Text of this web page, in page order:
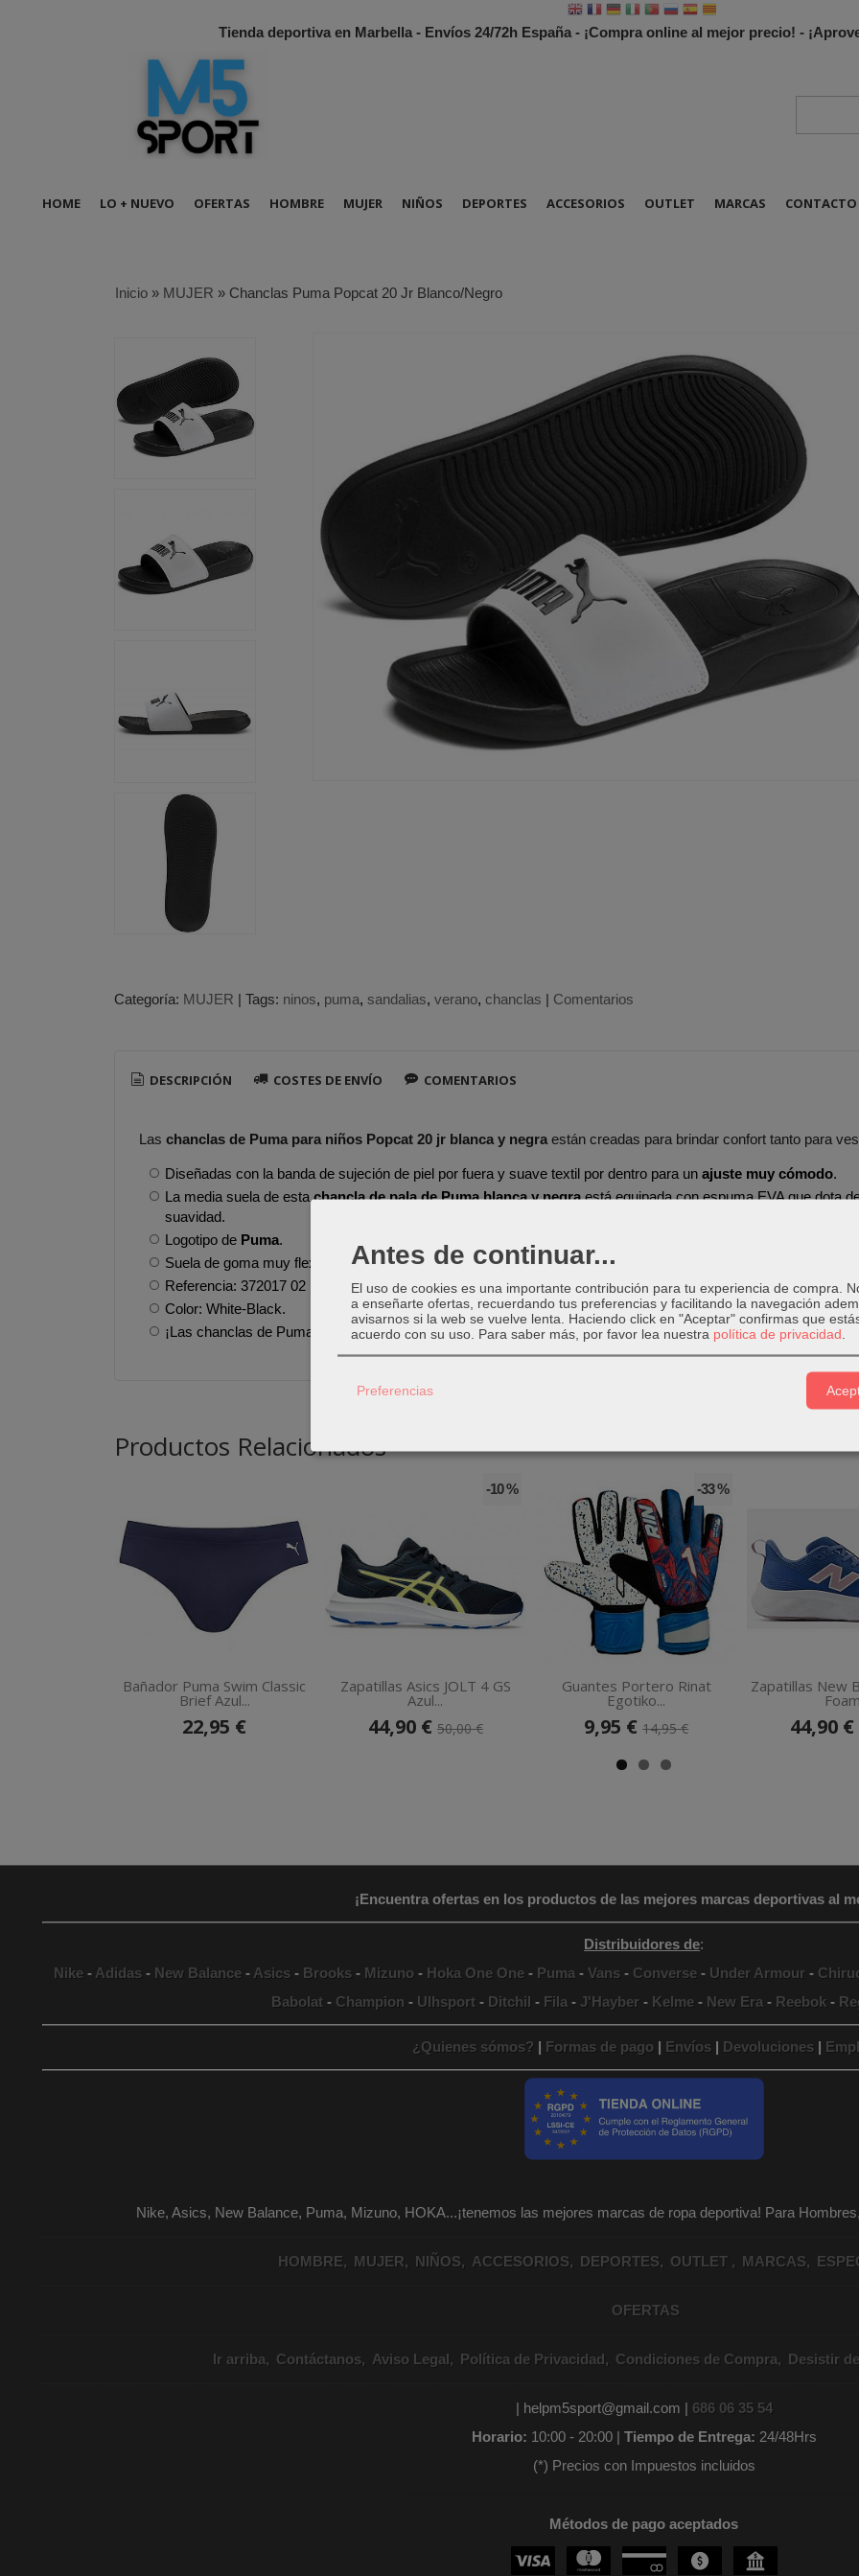
Tienda deportiva en Marbella - Envíos 24/72h España - ¡Compra online al mejor precio! -
HOME LO + NUEVO OFERTAS HOMBRE MUJER NIÑOS DEPORTES ACCESORIOS OUTLET MARCAS CONTACTO
Inicio» MUJER » Chanclas Puma Popcat 20 Jr Blanco/Negro
Categoría: MUJER | Tags: ninos puma sandalias verano chanclas | Comentarios
DESCRIPCIÓN COSTES DE ENVÍO COMENTARIOS
Laschanclas de Puma para niños Popcat 20 jr blanca y negra están creadas para brindar confort tanto para
Diseñadas con la banda de sujeción de piel por fuera y suave textil por dentro para unajuste muy cómodo.
La media suela de estachancla de pala de Puma blanca y negraestá equipada con espuma EVA que dota
suavidad.
Logotipo de Puma.
Suela de goma muy flexible.
Referencia: 372017 02
Color: White-Black.
¡Las chanclas de Puma para chico Popcat 20 jr blanca y negra marcan un estilo muy moderno y urbano!
Productos Relacionados
Bañador Puma Swim Classic
Brief Azul...
22,95 €
-10 %
Zapatillas Asics JOLT 4 GS
Azul...
44,90 € 50,00 €
-33 %
Guantes Portero Rinat
Egotiko...
9,95 €14,95 €
Zapatillas New
44,90 €
¡Encuentra ofertas en los productos de las mejores marcas deportivas al
Distribuidores de:
Nike- Adidas- New Balance- Asics- Brooks- Mizuno- Hoka One One- Puma - Vans- Converse- Under Armour-
Babolat - Champion - Ulhsport - Ditchil - Fila - J'Hayber - Kelme - New Era - Reebok -
¿Quienes sómos? | Formas de pago| Envíos| Devoluciones|
Nike, Asics, New Balance, Puma, Mizuno, HOKA...¡tenemos las mejores marcas de ropa deportiva! Para
HOMBRE MUJER NIÑOS ACCESORIOS DEPORTES OUTLET MARCAS
OFERTAS
Ir arriba Contáctanos Aviso Legal Política de Privacidad Condiciones de Compra Desistir
| helpm5sport@gmail.com | 686 06 35 54
Horario: 10:00 - 20:00 | Tiempo de Entrega: 24/48Hrs
(*) Precios con Impuestos incluidos
Métodos de pago aceptados
Antes de continuar...
El uso de cookies es una importante contribución para tu experiencia de compra.
a enseñarte ofertas, recuerdando tus preferencias y facilitando la navegación
avisarnos si la web se vuelve lenta. Haciendo click en "Aceptar" confirmas que
acuerdo con su uso. Para saber más, por favor lea nuestra política de privacidad
Preferencias